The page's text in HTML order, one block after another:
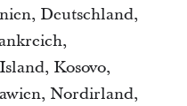
Deutschland,
Kosovo,
Nordirland,